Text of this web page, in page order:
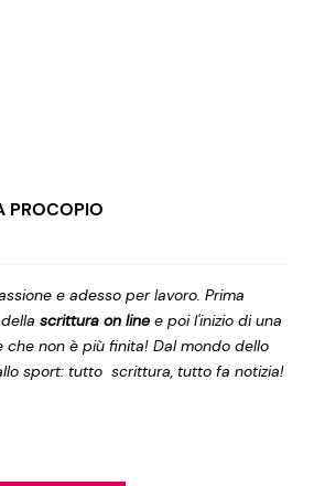
PROCOPIO
e adesso per lavoro. Prima
scrittura on line e poi l'inizio di una
che non è più finita! Dal mondo dello
sport: tutto scrittura, tutto fa notizia!